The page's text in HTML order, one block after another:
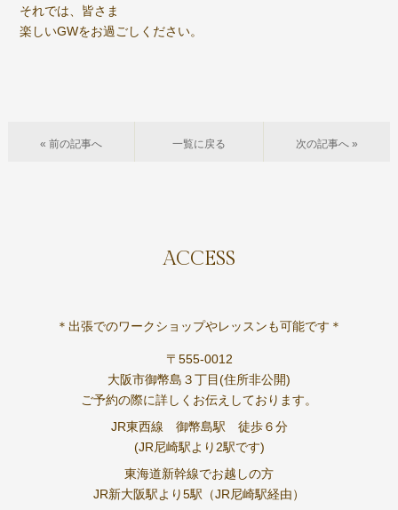
それでは、皆さま
楽しいGWをお過ごしください。
« 前の記事へ 一覧に戻る 次の記事へ »
ACCESS
＊出張でのワークショップやレッスンも可能です＊
〒555-0012
大阪市御幣島３丁目(住所非公開)
ご予約の際に詳しくお伝えしております。
JR東西線 御幣島駅 徒歩６分
(JR尼崎駅より2駅です)
東海道新幹線でお越しの方
JR新大阪駅より5駅（JR尼崎駅経由）